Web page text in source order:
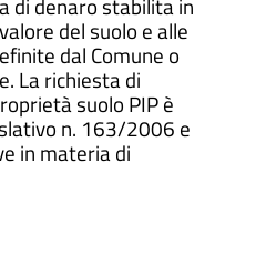
del suolo e alle
dal Comune o
La richiesta di
suolo PIP è
n. 163/2006 e
in materia di